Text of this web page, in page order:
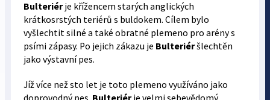
Bulteriérje křížencem starých anglických
krátkosrstých teriérů s buldokem. Cílem bylo
vyšlechtit silné a také obratné plemeno pro arény s
psími zápasy. Po jejich zákazu je Bulteriéršlechtěn
jako výstavní pes.
Jíž více než sto let je toto plemeno využíváno jako